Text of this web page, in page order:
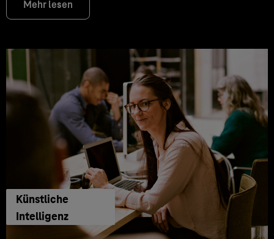
Mehr lesen
Künstliche
Intelligenz